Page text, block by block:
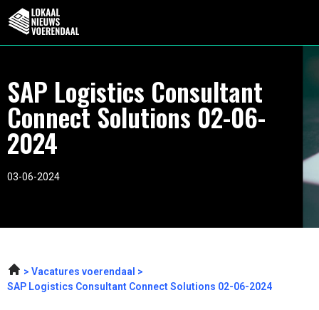
SAP Logistics Consultant
Connect Solutions 02-06-
2024
03-06-2024
Vacatures voerendaal
SAP Logistics Consultant Connect Solutions 02-06-2024